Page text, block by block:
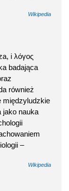
Wikipedia
i λόγος
badająca
również
międzyludzkie
jako nauka
–
Wikipedia